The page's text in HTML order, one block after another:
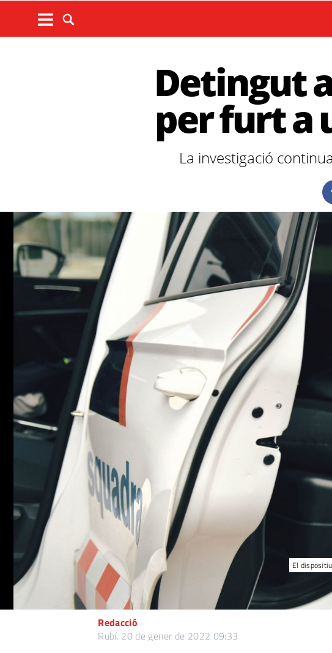
Detingut
per furt a
La investigació
El
Redacció
Rubí. 20 de gener de 2022 09:33